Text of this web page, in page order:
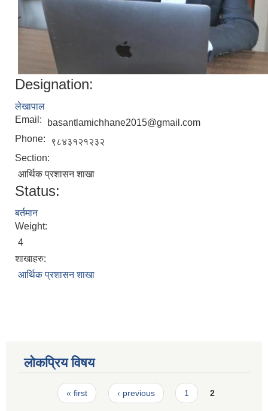
Designation:
लेखापाल
Email:
basantlamichhane2015@gmail.com
Phone:
९८४३१२१२३२
Section:
आर्थिक प्रशासन शाखा
Status:
बर्तमान
Weight:
4
शाखाहरु:
आर्थिक प्रशासन शाखा
लोकप्रिय विषय
Pages« first ‹ previous 1 2